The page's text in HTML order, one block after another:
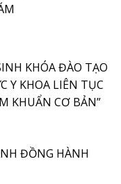
KHÓA ĐÀO TẠO
Y KHOA LIÊN TỤC
KHUẨN CƠ BẢN”
ĐỒNG HÀNH